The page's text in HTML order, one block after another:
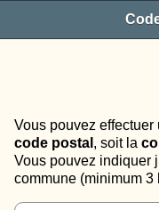
Vous pouvez
code postal , soit la
Vous pouvez indiquer
commune (minimum 3